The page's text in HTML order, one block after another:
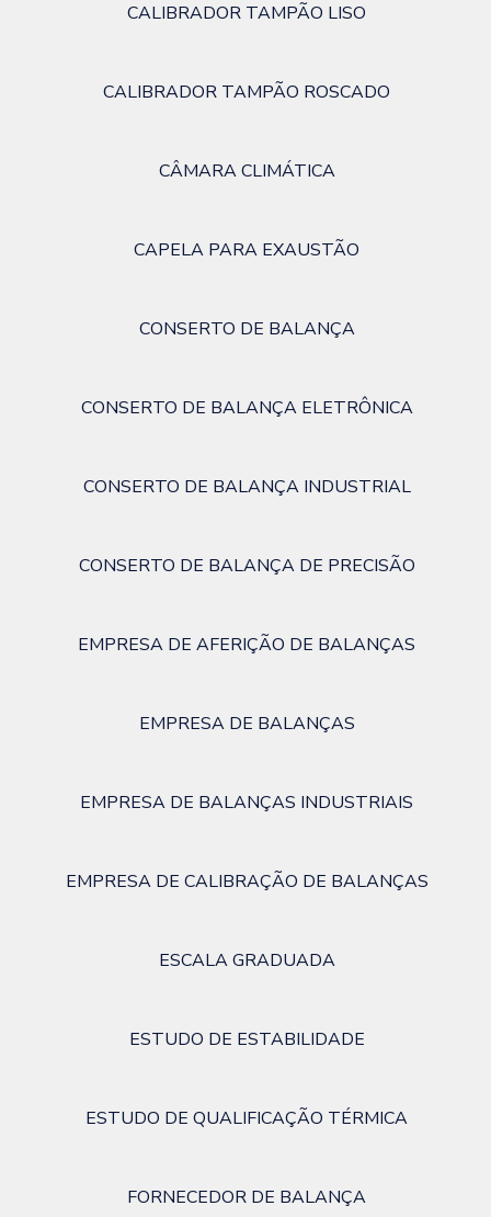
CALIBRADOR TAMPÃO LISO
CALIBRADOR TAMPÃO ROSCADO
CÂMARA CLIMÁTICA
CAPELA PARA EXAUSTÃO
CONSERTO DE BALANÇA
CONSERTO DE BALANÇA ELETRÔNICA
CONSERTO DE BALANÇA INDUSTRIAL
CONSERTO DE BALANÇA DE PRECISÃO
EMPRESA DE AFERIÇÃO DE BALANÇAS
EMPRESA DE BALANÇAS
EMPRESA DE BALANÇAS INDUSTRIAIS
EMPRESA DE CALIBRAÇÃO DE BALANÇAS
ESCALA GRADUADA
ESTUDO DE ESTABILIDADE
ESTUDO DE QUALIFICAÇÃO TÉRMICA
FORNECEDOR DE BALANÇA